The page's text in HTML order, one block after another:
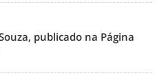
publicado na Página